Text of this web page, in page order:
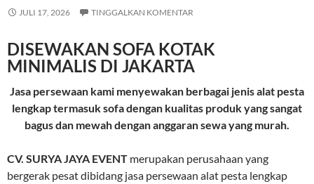
JULI 17, 2026 TINGGALKAN KOMENTAR
DISEWAKAN SOFA KOTAK
MINIMALIS DI JAKARTA
Jasa persewaan kami menyewakan berbagai jenis alat pesta
lengkap termasuk sofa dengan kualitas produk yang sangat
bagus dan mewah dengan anggaran sewa yang murah.
CV. SURYA JAYA EVENT merupakan perusahaan yang
bergerak pesat dibidang jasa persewaan alat pesta lengkap